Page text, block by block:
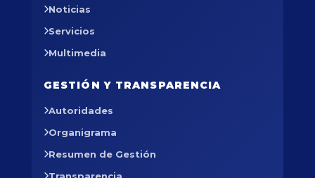
Noticias
Servicios
Multimedia
GESTIÓN Y TRANSPARENCIA
Autoridades
Organigrama
Resumen de Gestión